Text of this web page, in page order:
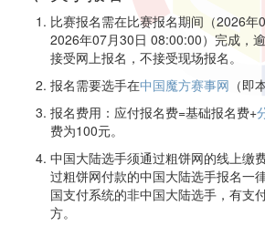
比赛报名需在比赛报名期间（2026
2026年07月30日 08:00:00）完成，
接受网上报名，不接受现场报名。
报名需要选手在中国魔方赛事网 （即
报名费用：应付报名费=基础报名费+
费为100元。
中国大陆选手须通过粗饼网的线上缴
过粗饼网付款的中国大陆选手报名一
国支付系统的非中国大陆选手，有支
方。